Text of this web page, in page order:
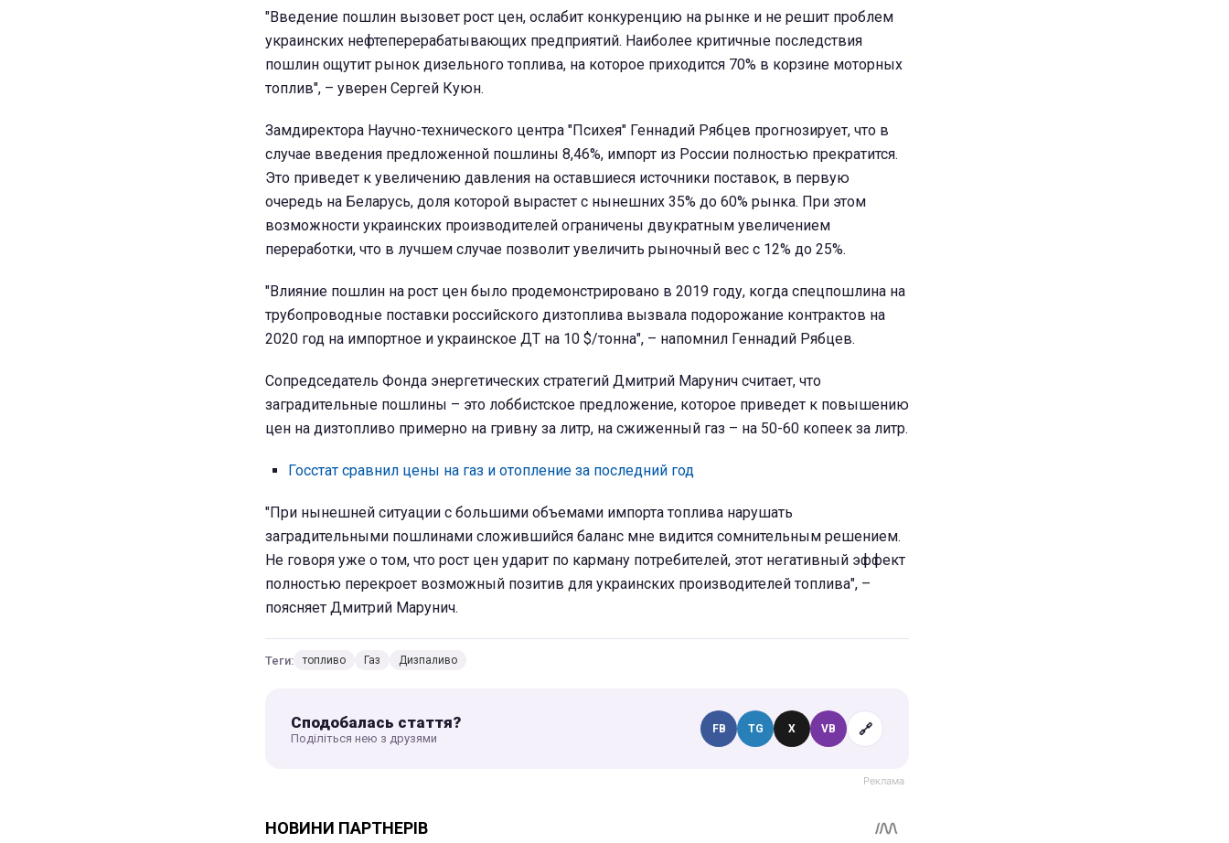
"Введение пошлин вызовет рост цен, ослабит конкуренцию на рынке и не решит проблем
украинских нефтеперерабатывающих предприятий. Наиболее критичные последствия
пошлин ощутит рынок дизельного топлива, на которое приходится 70% в корзине моторных
топлив", – уверен Сергей Куюн.
Замдиректора Научно-технического центра "Психея" Геннадий Рябцев прогнозирует, что в
случае введения предложенной пошлины 8,46%, импорт из России полностью прекратится.
Это приведет к увеличению давления на оставшиеся источники поставок, в первую
очередь на Беларусь, доля которой вырастет с нынешних 35% до 60% рынка. При этом
возможности украинских производителей ограничены двукратным увеличением
переработки, что в лучшем случае позволит увеличить рыночный вес с 12% до 25%.
"Влияние пошлин на рост цен было продемонстрировано в 2019 году, когда спецпошлина на
трубопроводные поставки российского дизтоплива вызвала подорожание контрактов на
2020 год на импортное и украинское ДТ на 10 $/тонна", – напомнил Геннадий Рябцев.
Сопредседатель Фонда энергетических стратегий Дмитрий Марунич считает, что
заградительные пошлины – это лоббистское предложение, которое приведет к повышению
цен на дизтопливо примерно на гривну за литр, на сжиженный газ – на 50-60 копеек за литр.
Госстат сравнил цены на газ и отопление за последний год
"При нынешней ситуации с большими объемами импорта топлива нарушать
заградительными пошлинами сложившийся баланс мне видится сомнительным решением.
Не говоря уже о том, что рост цен ударит по карману потребителей, этот негативный эффект
полностью перекроет возможный позитив для украинских производителей топлива", –
поясняет Дмитрий Марунич.
Теги: топливо Газ Дизпаливо
Сподобалась стаття?
Поділіться нею з друзями
FB TG X VB 🔗